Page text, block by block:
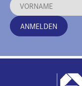
ANMELDEN